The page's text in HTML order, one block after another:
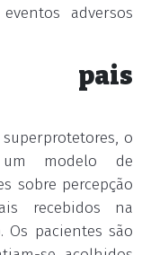
adversos
pais
o
um modelo de
sobre percepção
recebidos na
pacientes são